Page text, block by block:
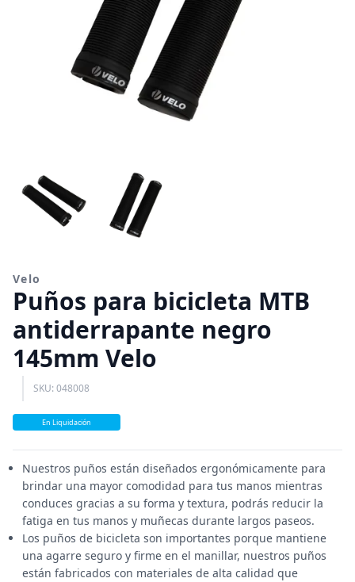
Velo
Puños para bicicleta MTB
antiderrapante negro
145mm Velo
SKU: 048008
En Liquidación
Nuestros puños están diseñados ergonómicamente para
brindar una mayor comodidad para tus manos mientras
conduces gracias a su forma y textura, podrás reducir la
fatiga en tus manos y muñecas durante largos paseos.
Los puños de bicicleta son importantes porque mantiene
una agarre seguro y firme en el manillar, nuestros puños
están fabricados con materiales de alta calidad que